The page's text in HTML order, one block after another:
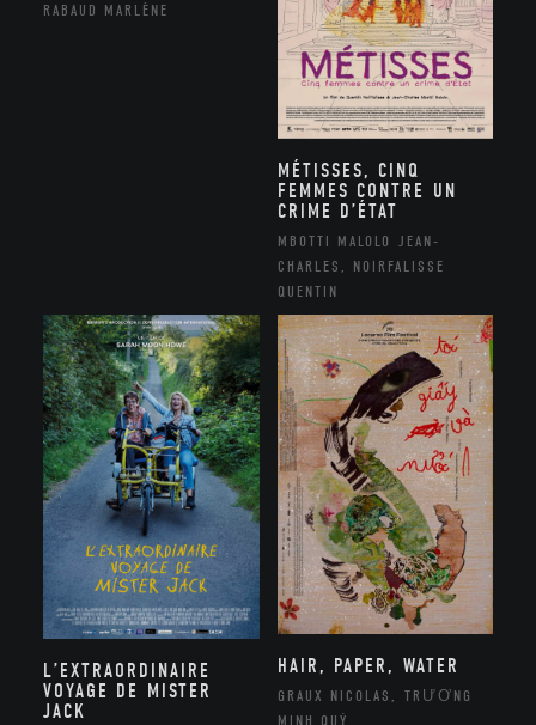
RABAUD MARLÈNE
MÉTISSES, CINQ
FEMMES CONTRE UN
CRIME D’ÉTAT
MBOTTI MALOLO JEAN-
CHARLES, NOIRFALISSE
QUENTIN
L’EXTRAORDINAIRE
VOYAGE DE MISTER
JACK
HAIR, PAPER, WATER
GRAUX NICOLAS, TRƯƠNG
MINH QUÝ